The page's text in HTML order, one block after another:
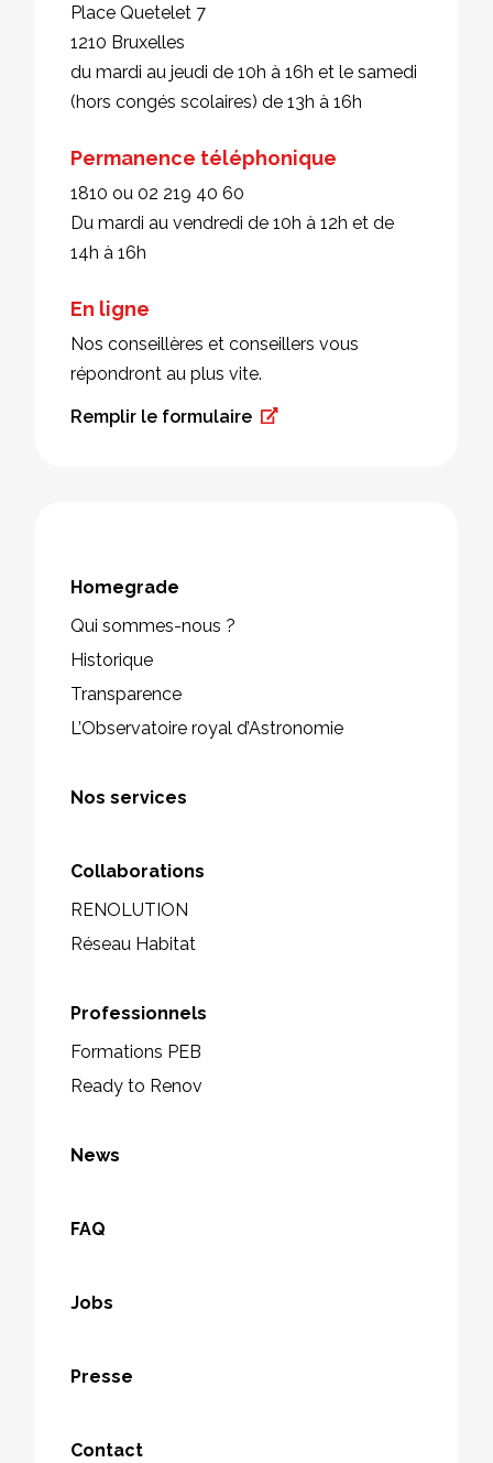
Place Quetelet 7
1210 Bruxelles
du mardi au jeudi de 10h à 16h et le samedi
(hors congés scolaires) de 13h à 16h
Permanence téléphonique
1810 ou 02 219 40 60
Du mardi au vendredi de 10h à 12h et de
14h à 16h
En ligne
Nos conseillères et conseillers vous
répondront au plus vite.
Remplir le formulaire
Homegrade
Qui sommes-nous ?
Historique
Transparence
L’Observatoire royal d’Astronomie
Nos services
Collaborations
RENOLUTION
Réseau Habitat
Professionnels
Formations PEB
Ready to Renov
News
FAQ
Jobs
Presse
Contact